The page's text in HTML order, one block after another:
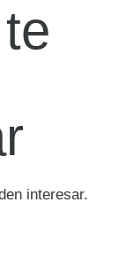
interesar.